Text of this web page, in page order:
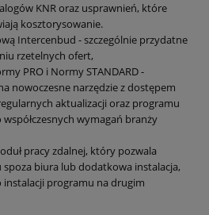
KNR oraz usprawnień, które
kosztorysowanie.
Intercenbud - szczególnie przydatne
rzetelnych ofert,
PRO i Normy STANDARD -
nowoczesne narzędzie z dostępem
aktualizacji oraz programu
wymagań branży
pracy zdalnej, który pozwala
spoza biura lub dodatkowa instalacja,
programu na drugim